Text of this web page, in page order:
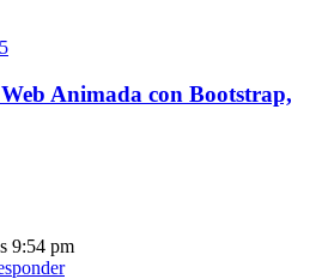
Animada con Bootstrap,
9:54 pm